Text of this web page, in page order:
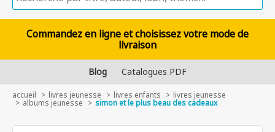
Commandez en ligne et choisissez votre mode de
livraison
Blog Catalogues PDF
accueil livres jeunesse livres enfants livres jeunesse
albums jeunesse simon et le plus beau des cadeaux